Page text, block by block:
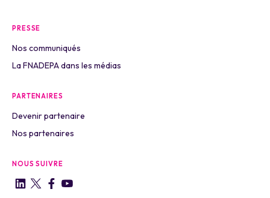
PRESSE
Nos communiqués
La FNADEPA dans les médias
PARTENAIRES
Devenir partenaire
Nos partenaires
NOUS SUIVRE